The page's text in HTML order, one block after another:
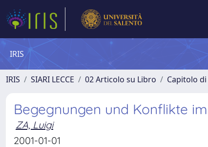
IRIS
IRIS SIARI LECCE 02 Articolo su Libro Capitolo
Begegnungen und Konflikte
ZA, Luigi
2001-01-01